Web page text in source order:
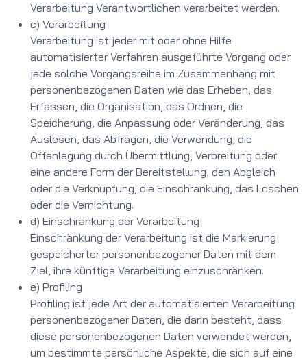
Verarbeitung Verantwortlichen verarbeitet werden.
c) Verarbeitung
Verarbeitung ist jeder mit oder ohne Hilfe
automatisierter Verfahren ausgeführte Vorgang oder
jede solche Vorgangsreihe im Zusammenhang mit
personenbezogenen Daten wie das Erheben, das
Erfassen, die Organisation, das Ordnen, die
Speicherung, die Anpassung oder Veränderung, das
Auslesen, das Abfragen, die Verwendung, die
Offenlegung durch Übermittlung, Verbreitung oder
eine andere Form der Bereitstellung, den Abgleich
oder die Verknüpfung, die Einschränkung, das Löschen
oder die Vernichtung.
d) Einschränkung der Verarbeitung
Einschränkung der Verarbeitung ist die Markierung
gespeicherter personenbezogener Daten mit dem
Ziel, ihre künftige Verarbeitung einzuschränken.
e) Profiling
Profiling ist jede Art der automatisierten Verarbeitung
personenbezogener Daten, die darin besteht, dass
diese personenbezogenen Daten verwendet werden,
um bestimmte persönliche Aspekte, die sich auf eine